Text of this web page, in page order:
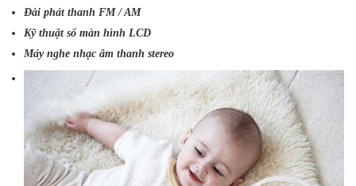
Đài phát thanh FM / AM
Kỹ thuật số màn hình LCD
Máy nghe nhạc âm thanh stereo